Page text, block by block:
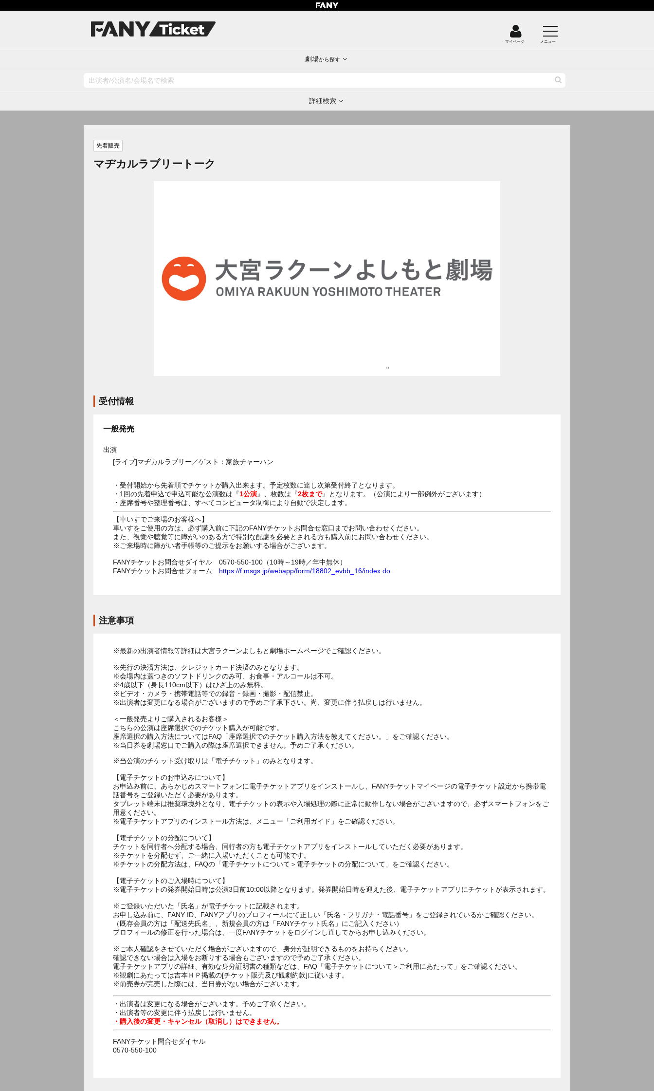
マイページ メニュー
劇場から探す
詳細検索
先着販売
マヂカルラブリートーク
受付情報
一般発売
出演
[ライブ]マヂカルラブリー／ゲスト：家族チャーハン
・受付開始から先着順でチケットが購入出来ます。予定枚数に達し次第受付終了となります。
・1回の先着申込で申込可能な公演数は『1公演』、枚数は『2枚まで』となります。（公演により一部例外がございます）
・座席番号や整理番号は、すべてコンピュータ制御により自動で決定します。
【車いすでご来場のお客様へ】
車いすをご使用の方は、必ず購入前に下記のFANYチケットお問合せ窓口までお問い合わせください。
また、視覚や聴覚等に障がいのある方で特別な配慮を必要とされる方も購入前にお問い合わせください。
※ご来場時に障がい者手帳等のご提示をお願いする場合がございます。
FANYチケットお問合せダイヤル 0570-550-100（10時～19時／年中無休）
FANYチケットお問合せフォーム https://f.msgs.jp/webapp/form/18802_evbb_16/index.do
注意事項
※最新の出演者情報等詳細は大宮ラクーンよしもと劇場ホームページでご確認ください。
※先行の決済方法は、クレジットカード決済のみとなります。
※会場内は蓋つきのソフトドリンクのみ可、お食事・アルコールは不可。
※4歳以下（身長110cm以下）はひざ上のみ無料。
※ビデオ・カメラ・携帯電話等での録音・録画・撮影・配信禁止。
※出演者は変更になる場合がございますので予めご了承下さい。尚、変更に伴う払戻しは行いません。
＜一般発売よりご購入されるお客様＞
こちらの公演は座席選択でのチケット購入が可能です。
座席選択の購入方法についてはFAQ「座席選択でのチケット購入方法を教えてください。」をご確認ください。
※当日券を劇場窓口でご購入の際は座席選択できません。予めご了承ください。
※当公演のチケット受け取りは「電子チケット」のみとなります。
【電子チケットのお申込みについて】
お申込み前に、あらかじめスマートフォンに電子チケットアプリをインストールし、FANYチケットマイページの電子チケット設定から携帯電
話番号をご登録いただく必要があります。
タブレット端末は推奨環境外となり、電子チケットの表示や入場処理の際に正常に動作しない場合がございますので、必ずスマートフォンをご
用意ください。
※電子チケットアプリのインストール方法は、メニュー「ご利用ガイド」をご確認ください。
【電子チケットの分配について】
チケットを同行者へ分配する場合、同行者の方も電子チケットアプリをインストールしていただく必要があります。
※チケットを分配せず、ご一緒に入場いただくことも可能です。
※チケットの分配方法は、FAQの「電子チケットについて＞電子チケットの分配について」をご確認ください。
【電子チケットのご入場時について】
※電子チケットの発券開始日時は公演3日前10:00以降となります。発券開始日時を迎えた後、電子チケットアプリにチケットが表示されます。
※ご登録いただいた「氏名」が電子チケットに記載されます。
お申し込み前に、FANY ID、FANYアプリのプロフィールにて正しい「氏名・フリガナ・電話番号」をご登録されているかご確認ください。
（既存会員の方は「配送先氏名」、新規会員の方は「FANYチケット氏名」にご記入ください）
プロフィールの修正を行った場合は、一度FANYチケットをログインし直してからお申し込みください。
※ご本人確認をさせていただく場合がございますので、身分が証明できるものをお持ちください。
確認できない場合は入場をお断りする場合もございますので予めご了承ください。
電子チケットアプリの詳細、有効な身分証明書の種類などは、FAQ「電子チケットについて＞ご利用にあたって」をご確認ください。
※観劇にあたっては吉本ＨＰ掲載の[チケット販売及び観劇約款]に従います。
※前売券が完売した際には、当日券がない場合がございます。
・出演者は変更になる場合がございます。予めご了承ください。
・出演者等の変更に伴う払戻しは行いません。
・購入後の変更・キャンセル（取消し）はできません。
FANYチケット問合せダイヤル
0570-550-100